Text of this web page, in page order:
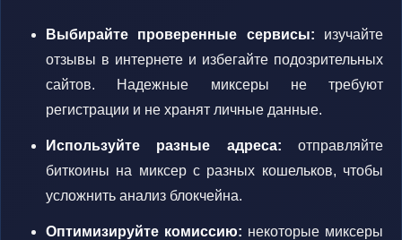
Выбирайте проверенные сервисы: изучайте
отзывы в интернете и избегайте подозрительных
сайтов. Надежные миксеры не требуют
регистрации и не хранят личные данные.
Используйте разные адреса: отправляйте
биткоины на миксер с разных кошельков, чтобы
усложнить анализ блокчейна.
Оптимизируйте комиссию: некоторые миксеры